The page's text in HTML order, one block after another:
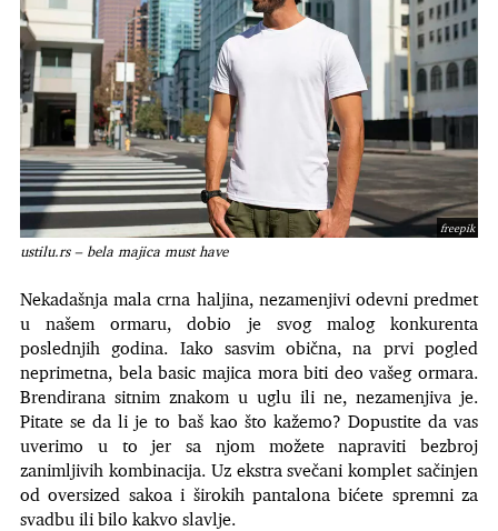
ustilu.rs – bela majica must have
freepik
Nekadašnja mala crna haljina, nezamenjivi odevni predmet
u našem ormaru, dobio je svog malog konkurenta
poslednjih godina. Iako sasvim obična, na prvi pogled
neprimetna, bela basic majica mora biti deo vašeg ormara.
Brendirana sitnim znakom u uglu ili ne, nezamenjiva je.
Pitate se da li je to baš kao što kažemo? Dopustite da vas
uverimo u to jer sa njom možete napraviti bezbroj
zanimljivih kombinacija. Uz ekstra svečani komplet sačinjen
od oversized sakoa i širokih pantalona bićete spremni za
svadbu ili bilo kakvo slavlje.